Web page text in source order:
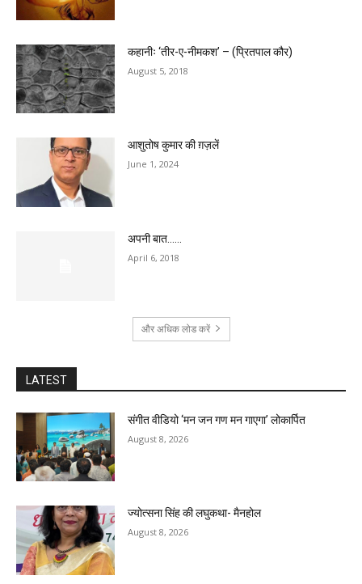
कहानीः ‘तीर-ए-नीमकश’ – (प्रितपाल कौर)
August 5, 2018
आशुतोष कुमार की ग़ज़लें
June 1, 2024
अपनी बात……
April 6, 2018
और अधिक लोड करें
LATEST
संगीत वीडियो ‘मन जन गण मन गाएगा’ लोकार्पित
August 8, 2026
ज्योत्सना सिंह की लघुकथा- मैनहोल
August 8, 2026